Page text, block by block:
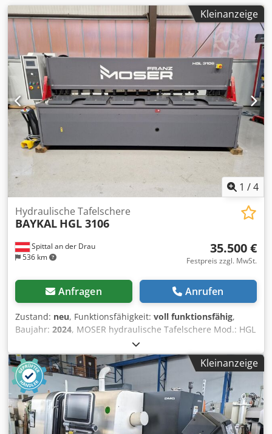
Kleinanzeige
1 /4
Spittal an der Drau
536 km
Hydraulische Tafelschere
BAYKAL HGL 3106
35.500 €
Festpreis zzgl. MwSt.
Anfragen Anrufen
Zustand: neu, Funktionsfähigkeit: voll funktionsfähig,
Baujahr: 2024, MOSER hydraulische Tafelschere Mod.: HGL
3106 Lagermaschine SN: 30603 BJ: 10/2024 in folgender
Ausführung: - Schwingschnittausführung - Obermesser:
Zwei Schneidkanten - Untermesser: Vier Schneidkanten -
Ausgelegt für Einzel- und Dauerhub - Motorische
Schnittspaltverstellung - Motorisch verstellbarer
Hinteranschlag 750 mm mit Kugelrollspindeln,
hochklappbar, positionierbar mittels NC-Controller,
CYBELEC, Mod.: CybTouch 8 W - Fester Winkelanschlag mit
Kleinanzeige